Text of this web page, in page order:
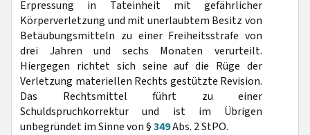
Erpressung in Tateinheit mit gefährlicher
Körperverletzung und mit unerlaubtem Besitz von
Betäubungsmitteln zu einer Freiheitsstrafe von
drei Jahren und sechs Monaten verurteilt.
Hiergegen richtet sich seine auf die Rüge der
Verletzung materiellen Rechts gestützte Revision.
Das Rechtsmittel führt zu einer
Schuldspruchkorrektur und ist im Übrigen
unbegründet im Sinne von §349Abs. 2 StPO.